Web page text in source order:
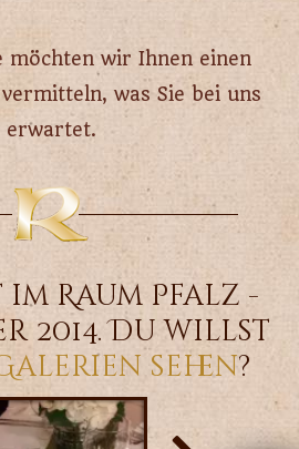
möchten wir Ihnen einen
was Sie bei uns
erwartet.
Raum Pfalz -
2014. Du willst
sehen?